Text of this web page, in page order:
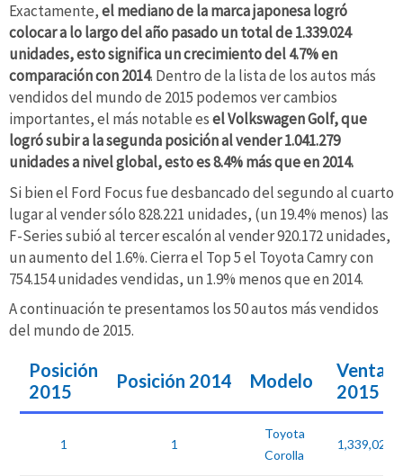
Exactamente,el mediano de la marca japonesa logró
colocar a lo largo del año pasado un total de 1.339.024
unidades, esto significa un crecimiento del 4.7% en
comparación con 2014. Dentro de la lista de los autos más
vendidos del mundo de 2015 podemos ver cambios
importantes, el más notable esel Volkswagen Golf, que
logró subir a la segunda posición al vender 1.041.279
unidades a nivel global, esto es 8.4% más que en 2014.
Si bien el Ford Focus fue desbancado del segundo al cuarto
lugar al vender sólo 828.221 unidades, (un 19.4% menos) las
F-Series subió al tercer escalón al vender 920.172 unidades,
un aumento del 1.6%. Cierra el Top 5 el Toyota Camry con
754.154 unidades vendidas, un 1.9% menos que en 2014.
A continuación te presentamos los 50 autos más vendidos
del mundo de 2015.
Posición
2015
Posición 2014 Modelo
Ventas
2015
1 1
Toyota
Corolla
1,339,024